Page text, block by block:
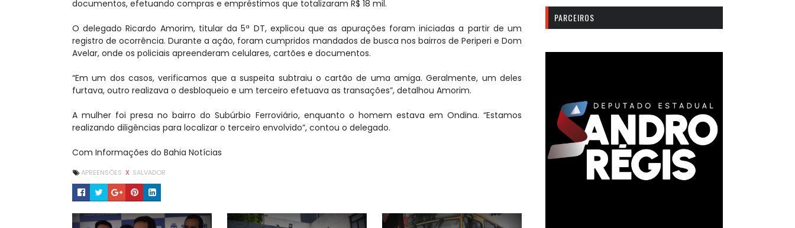
documentos, efetuando compras e empréstimos que totalizaram R$ 18 mil.
O delegado Ricardo Amorim, titular da 5ª DT, explicou que as apurações foram iniciadas a partir de um
registro de ocorrência. Durante a ação, foram cumpridos mandados de busca nos bairros de Periperi e Dom
Avelar, onde os policiais apreenderam celulares, cartões e documentos.
“Em um dos casos, verificamos que a suspeita subtraiu o cartão de uma amiga. Geralmente, um deles
furtava, outro realizava o desbloqueio e um terceiro efetuava as transações”, detalhou Amorim.
A mulher foi presa no bairro do Subúrbio Ferroviário, enquanto o homem estava em Ondina. “Estamos
realizando diligências para localizar o terceiro envolvido”, contou o delegado.
Com Informações do Bahia Notícias
APREENSÕES X SALVADOR
PARCEIROS